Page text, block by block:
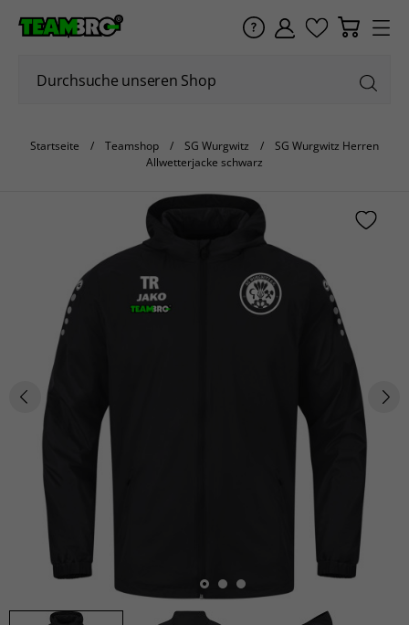
Startseite Teamshop SG Wurgwitz
SG Wurgwitz Herren
Allwetterjacke schwarz